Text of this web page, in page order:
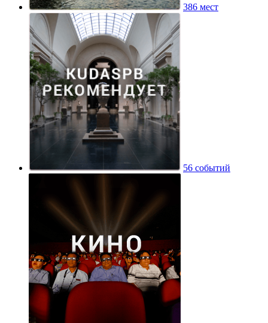
386 мест
56 событий